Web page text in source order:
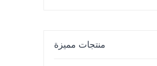
منتجات مميزة